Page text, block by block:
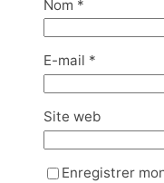
Nom *
E-mail *
Site web
Enregistrer